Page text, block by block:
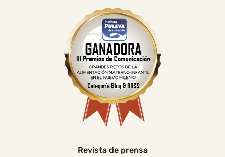
Revista de prensa